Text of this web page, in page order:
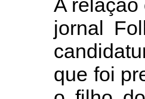
A
jornal
que foi